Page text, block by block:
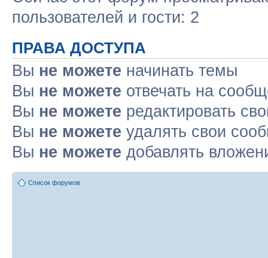
пользователей и гости: 2
ПРАВА ДОСТУПА
Вы не можете начинать темы
Вы не можете отвечать на
Вы не можете редактировать
Вы не можете удалять свои
Вы не можете добавлять
Список форумов